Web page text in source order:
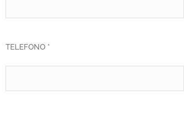
TELEFONO *